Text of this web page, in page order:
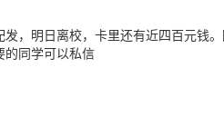
，明日离校，卡里还有近四百元钱
的同学可以私信